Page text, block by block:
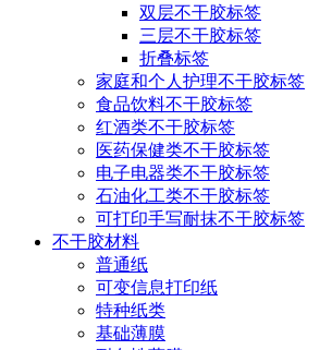
双层不干胶标签
三层不干胶标签
折叠标签
家庭和个人护理不干胶标签
食品饮料不干胶标签
红酒类不干胶标签
医药保健类不干胶标签
电子电器类不干胶标签
石油化工类不干胶标签
可打印手写耐抹不干胶标签
不干胶材料
普通纸
可变信息打印纸
特种纸类
基础薄膜